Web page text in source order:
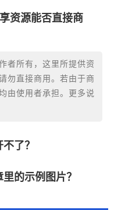
资源能否直接商
者所有，这里所提供资
勿直接商用。若由于商
由使用者承担。更多说
了？
的示例图片？